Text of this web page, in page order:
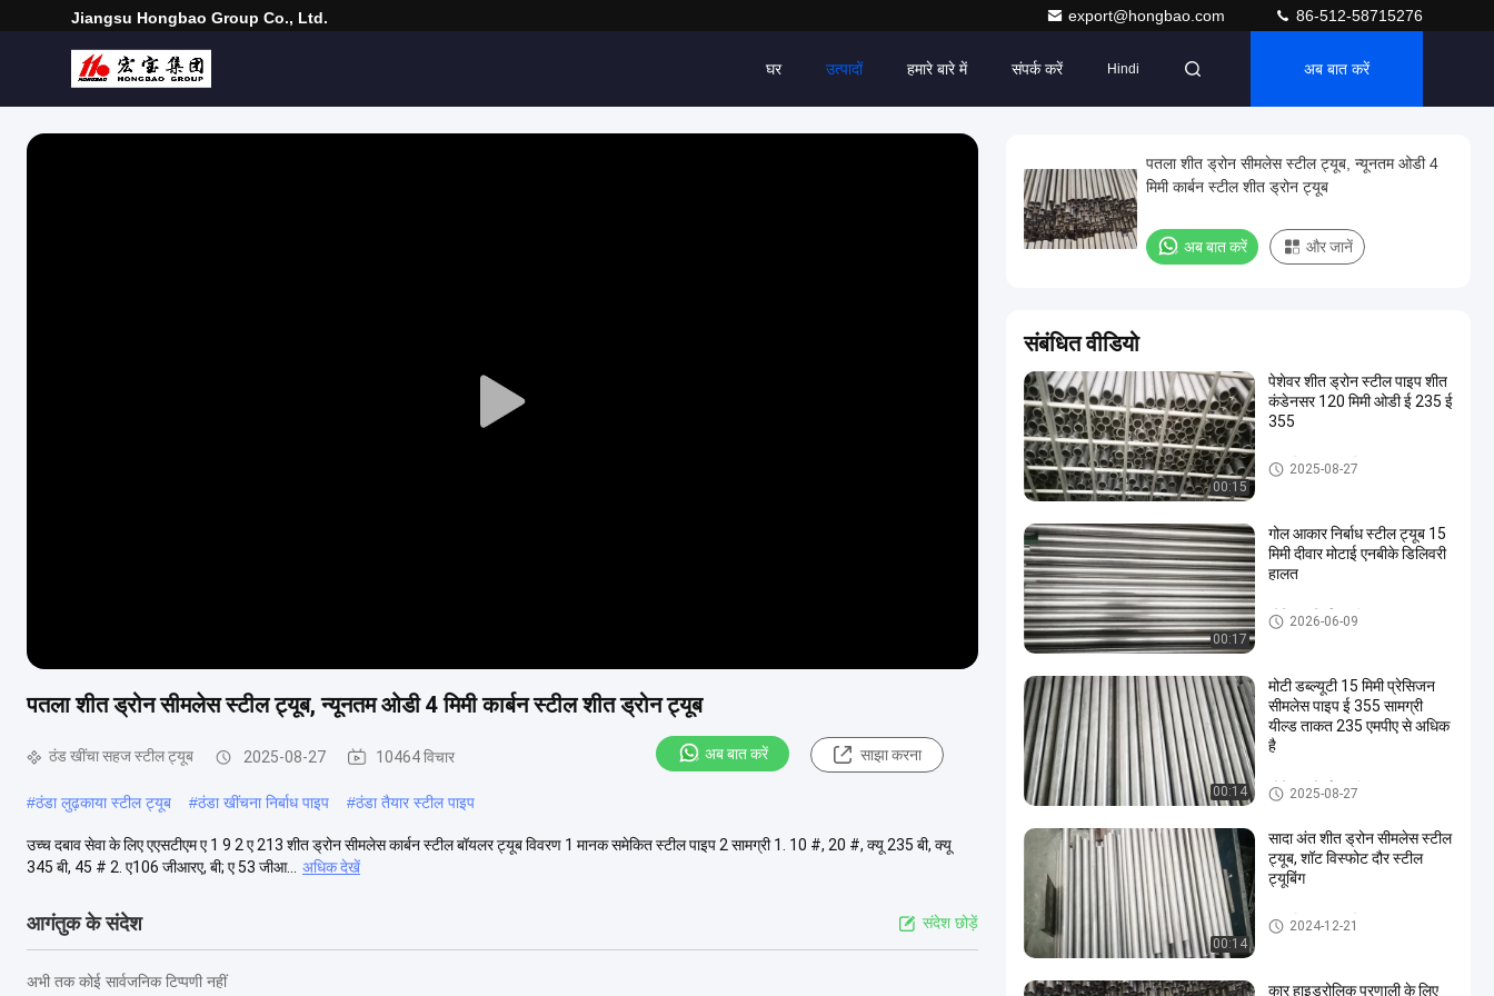
Jiangsu Hongbao Group Co., Ltd. export@hongbao.com 86-512-58715276
घर उत्पादों हमारे बारे में संपर्क करें Hindi अब बात करें
Play
पतला शीत ड्रोन सीमलेस स्टील ट्यूब, न्यूनतम ओडी 4 मिमी कार्बन स्टील शीत ड्रोन ट्यूब
ठंड खींचा सहज स्टील ट्यूब 2025-08-27 10464 विचार अब बात करें साझा करना
#ठंडा लुढ़काया स्टील ट्यूब #ठंडा खींचना निर्बाध पाइप #ठंडा तैयार स्टील पाइप
उच्च दबाव सेवा के लिए एएसटीएम ए 1 9 2 ए 213 शीत ड्रोन सीमलेस कार्बन स्टील बॉयलर ट्यूब विवरण 1 मानक समेकित स्टील पाइप 2 सामग्री 1. 10 #, 20 #, क्यू 235 बी, क्यू
345 बी, 45 # 2. ए106 जीआरए, बी; ए 53 जीआ...
अधिक देखें
आगंतुक के संदेश संदेश छोड़ें
अभी तक कोई सार्वजनिक टिप्पणी नहीं
पतला शीत ड्रोन सीमलेस स्टील ट्यूब, न्यूनतम ओडी 4
मिमी कार्बन स्टील शीत ड्रोन ट्यूब
अब बात करें और जानें
संबंधित वीडियो
00:15
पेशेवर शीत ड्रोन स्टील पाइप शीत
कंडेनसर 120 मिमी ओडी ई 235 ई
355
ठंड खींचा सहज स्टील ट्यूब
2025-08-27
00:17
गोल आकार निर्बाध स्टील ट्यूब 15
मिमी दीवार मोटाई एनबीके डिलिवरी
हालत
प्रेसिजन निर्बाध स्टील ट्यूब
2026-06-09
00:14
मोटी डब्ल्यूटी 15 मिमी प्रेसिजन
सीमलेस पाइप ई 355 सामग्री
यील्ड ताकत 235 एमपीए से अधिक
है
प्रेसिजन निर्बाध स्टील ट्यूब
2025-08-27
00:14
सादा अंत शीत ड्रोन सीमलेस स्टील
ट्यूब, शॉट विस्फोट दौर स्टील
ट्यूबिंग
ठंड खींचा सहज स्टील ट्यूब
2024-12-21
कार हाइड्रोलिक प्रणाली के लिए